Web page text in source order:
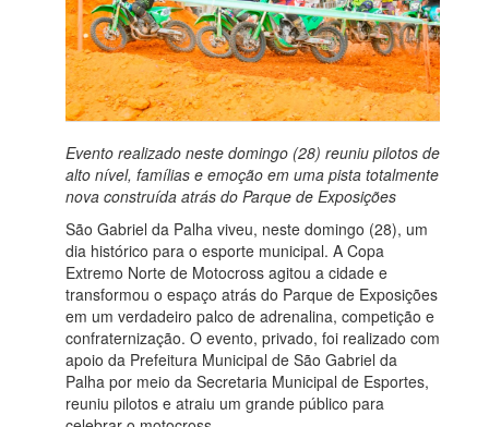
Evento realizado neste domingo (28) reuniu pilotos de
alto nível, famílias e emoção em uma pista totalmente
nova construída atrás do Parque de Exposições
São Gabriel da Palha viveu, neste domingo (28), um
dia histórico para o esporte municipal. A Copa
Extremo Norte de Motocross agitou a cidade e
transformou o espaço atrás do Parque de Exposições
em um verdadeiro palco de adrenalina, competição e
confraternização. O evento, privado, foi realizado com
apoio da Prefeitura Municipal de São Gabriel da
Palha por meio da Secretaria Municipal de Esportes,
reuniu pilotos e atraiu um grande público para